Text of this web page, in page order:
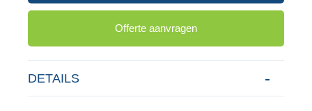
Offerte aanvragen
DETAILS